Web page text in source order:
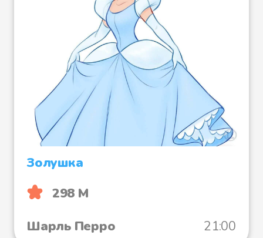
Золушка
298 М
Шарль Перро
21:00